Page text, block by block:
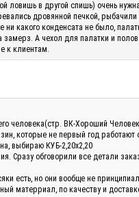
ловишь в другой спишь) очень
дровянной печкой,
какого конденсата не было,
А чехол для палатки и
к клиентам.
человека(стр. ВК-Хороший
которые не первый год
выбираю КУБ-2,20х2,20
Сразу обговорили все детали
есть, но они вообще не
матерриал, по качеству и